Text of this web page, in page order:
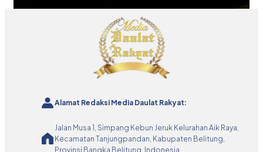
Alamat Redaksi Media Daulat Rakyat:
Jalan Musa 1, Simpang Kebun Jeruk Kelurahan Aik Raya,
Kecamatan Tanjungpandan, Kabupaten Belitung,
Provinsi Bangka Belitung, Indonesia.